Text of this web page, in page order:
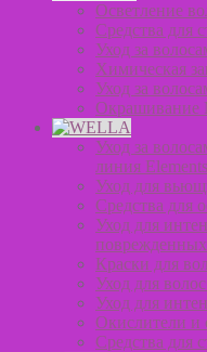
Осветление
Средства для
Уход за
Химическая
Уход за
Окрашивание
Уход за
линия Elements
Уход для
Средства для
Уход для
Краски для
Уход для
Уход для
Окислители и
Средства для